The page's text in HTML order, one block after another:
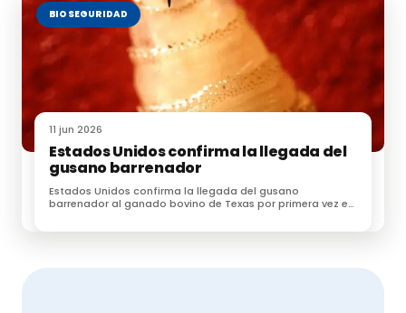
BIOSEGURIDAD
11 jun 2026
Estados Unidos confirma la llegada del
gusano barrenador
Estados Unidos confirma la llegada del gusano
barrenador al ganado bovino de Texas por primera vez en